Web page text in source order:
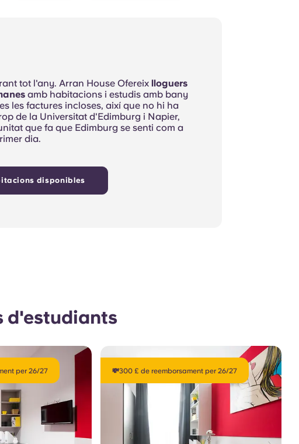
tot l'any. Arran House Ofereix lloguers
amb habitacions i estudis amb bany
les factures incloses, així que no hi ha
de la Universitat d'Edimburg i Napier,
que fa que Edimburg se senti com a
dia.
disponibles
d'estudiants
per 26/27 💸300 £ de reemborsament per 26/27